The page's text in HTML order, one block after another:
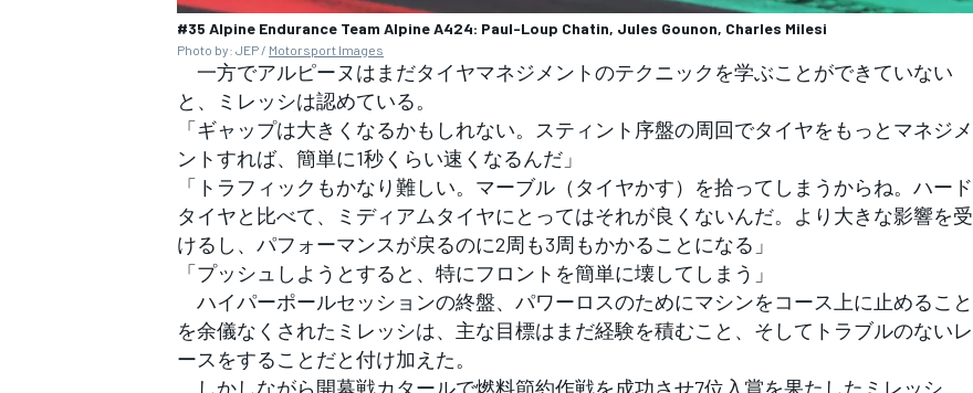
すべてのカテゴリー
#35 Alpine Endurance Team Alpine A424: Paul-Loup Chatin, Jules Gounon, Charles Milesi
Photo by: JEP / Motorsport Images
一方でアルピーヌはまだタイヤマネジメントのテクニックを学ぶことができていない
と、ミレッシは認めている。
「ギャップは大きくなるかもしれない。スティント序盤の周回でタイヤをもっとマネジメ
ントすれば、簡単に1秒くらい速くなるんだ」
「トラフィックもかなり難しい。マーブル（タイヤかす）を拾ってしまうからね。ハード
タイヤと比べて、ミディアムタイヤにとってはそれが良くないんだ。より大きな影響を受
けるし、パフォーマンスが戻るのに2周も3周もかかることになる」
「プッシュしようとすると、特にフロントを簡単に壊してしまう」
ハイパーポールセッションの終盤、パワーロスのためにマシンをコース上に止めること
を余儀なくされたミレッシは、主な目標はまだ経験を積むこと、そしてトラブルのないレ
ースをすることだと付け加えた。
しかしながら開幕戦カタールで燃料節約作戦を成功させ7位入賞を果たしたミレッシ